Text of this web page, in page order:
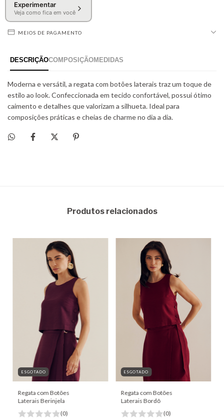
Experimentar
Veja como fica em você
MEIOS DE PAGAMENTO
Produtos relacionados
ESGOTADO
Regata com Botões
Laterais Berinjela
(0)
ESGOTADO
Regata com Botões
Laterais Bordô
(0)